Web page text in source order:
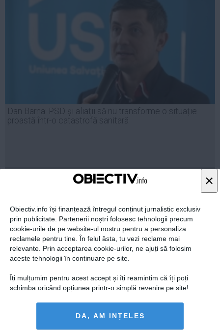
×
Obiectiv.info își finanțează întregul conținut jurnalistic exclusiv
prin publicitate. Partenerii noștri folosesc tehnologii precum
cookie-urile de pe website-ul nostru pentru a personaliza
reclamele pentru tine. În felul ăsta, tu vezi reclame mai
relevante. Prin acceptarea cookie-urilor, ne ajuți să folosim
aceste tehnologii în continuare pe site.
Îți mulțumim pentru acest accept și îți reamintim că îți poți
schimba oricând opțiunea printr-o simplă revenire pe site!
DA, AM INȚELES
Dan Barna: PSD și aliații să nu transforme o situație
proastă într-o catastrofă sanitară